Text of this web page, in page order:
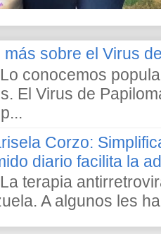
más sobre el Virus
conocemos
El Virus de
Corzo:
diario facilita la
terapia
A algunos les